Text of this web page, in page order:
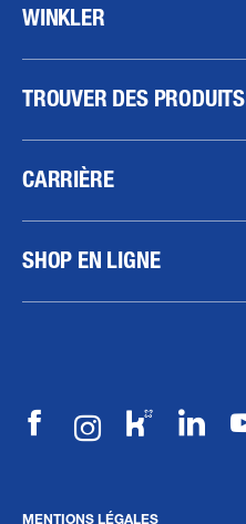
WINKLER
TROUVER DES PRODUITS
CARRIÈRE
SHOP EN LIGNE
MENTIONS LÉGALES